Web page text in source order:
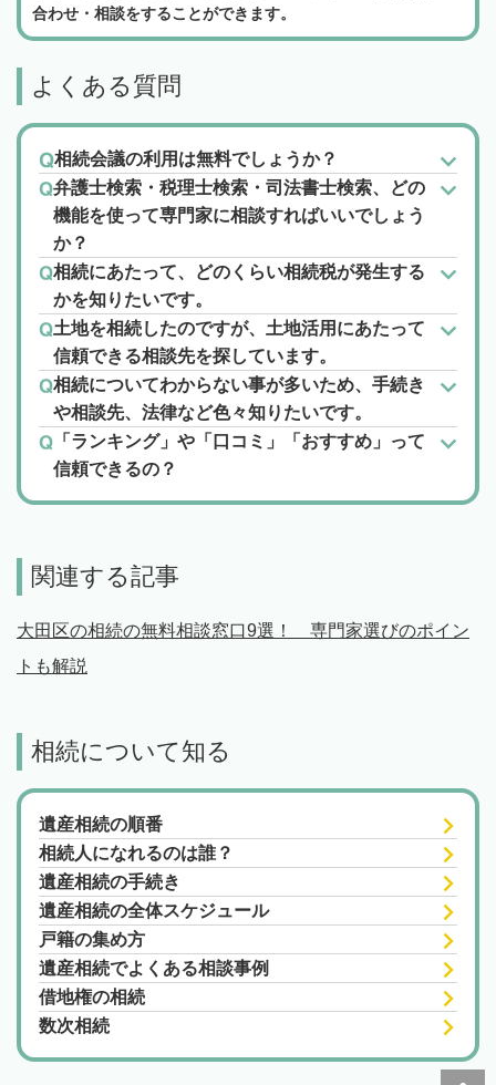
合わせ・相談をすることができます。
よくある質問
相続会議の利用は無料でしょうか？
弁護士検索・税理士検索・司法書士検索、どの
機能を使って専門家に相談すればいいでしょう
か？
相続にあたって、どのくらい相続税が発生する
かを知りたいです。
土地を相続したのですが、土地活用にあたって
信頼できる相談先を探しています。
相続についてわからない事が多いため、手続き
や相談先、法律など色々知りたいです。
「ランキング」や「口コミ」「おすすめ」って
信頼できるの？
関連する記事
大田区の相続の無料相談窓口9選！ 専門家選びのポイン
トも解説
相続について知る
遺産相続の順番
相続人になれるのは誰？
遺産相続の手続き
遺産相続の全体スケジュール
戸籍の集め方
遺産相続でよくある相談事例
借地権の相続
数次相続